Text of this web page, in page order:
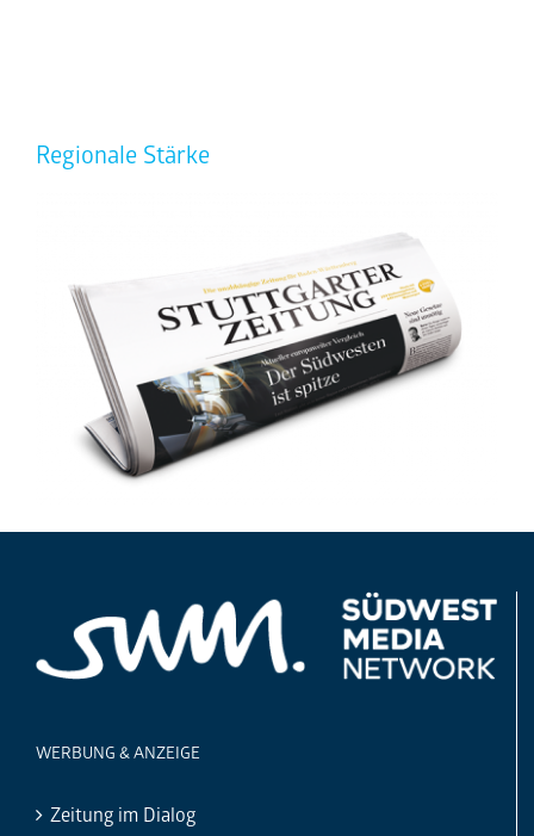
Media Analyse 2025
WERBUNG & ANZEIGE
Anzeige
Werbung